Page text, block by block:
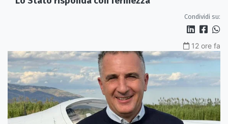
Condividi su:
12 ore fa